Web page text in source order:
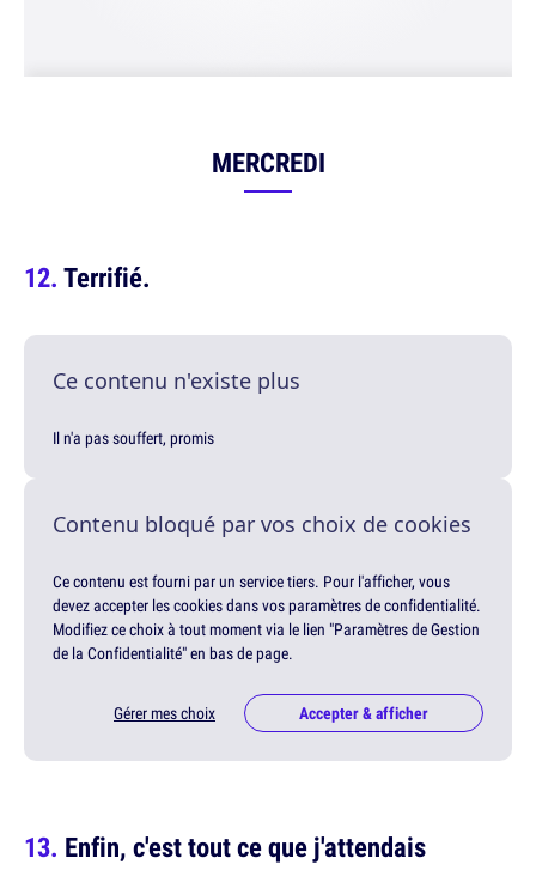
MERCREDI
Terrifié.
Ce contenu n'existe plus
Il n'a pas souffert, promis
Contenu bloqué par vos choix de cookies
Ce contenu est fourni par un service tiers. Pour l'afficher, vous
devez accepter les cookies dans vos paramètres de confidentialité.
Modifiez ce choix à tout moment via le lien "Paramètres de Gestion
de la Confidentialité" en bas de page.
Gérer mes choix Accepter & afficher
Enfin, c'est tout ce que j'attendais